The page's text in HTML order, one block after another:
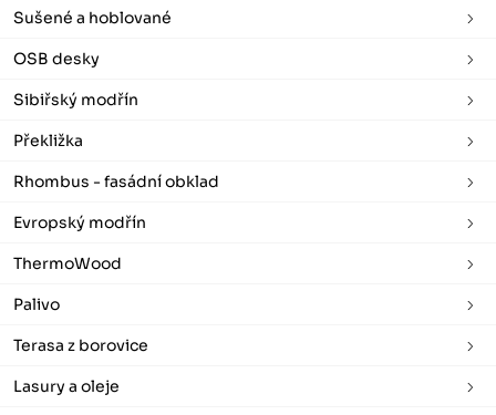
Sušené a hoblované
OSB desky
Sibiřský modřín
Překližka
Rhombus - fasádní obklad
Evropský modřín
ThermoWood
Palivo
Terasa z borovice
Lasury a oleje